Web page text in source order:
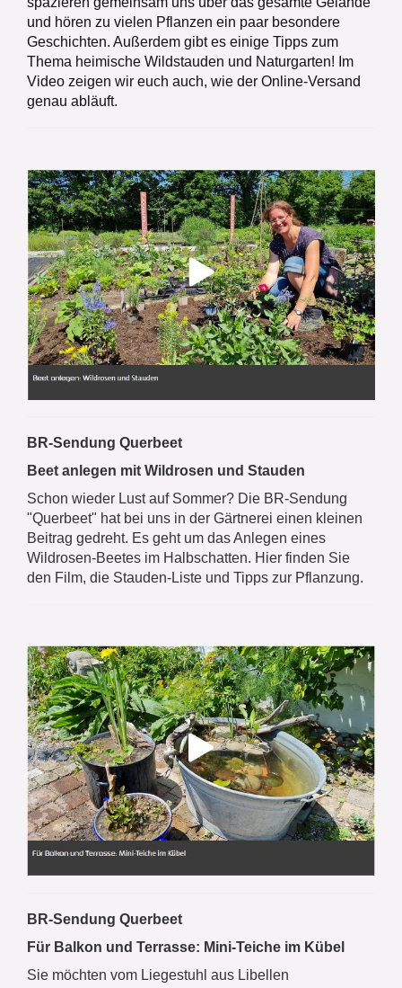
und hören zu vielen Pflanzen ein paar besondere
Geschichten. Außerdem gibt es einige Tipps zum
Thema heimische Wildstauden und Naturgarten! Im
Video zeigen wir euch auch, wie der Online-Versand
genau abläuft.
BR-Sendung Querbeet
Beet anlegen mit Wildrosen und Stauden
Schon wieder Lust auf Sommer? Die BR-Sendung
"Querbeet" hat bei uns in der Gärtnerei einen kleinen
Beitrag gedreht. Es geht um das Anlegen eines
Wildrosen-Beetes im Halbschatten. Hier finden Sie
den Film, die Stauden-Liste und Tipps zur Pflanzung.
BR-Sendung Querbeet
Für Balkon und Terrasse: Mini-Teiche im Kübel
Sie möchten vom Liegestuhl aus Libellen